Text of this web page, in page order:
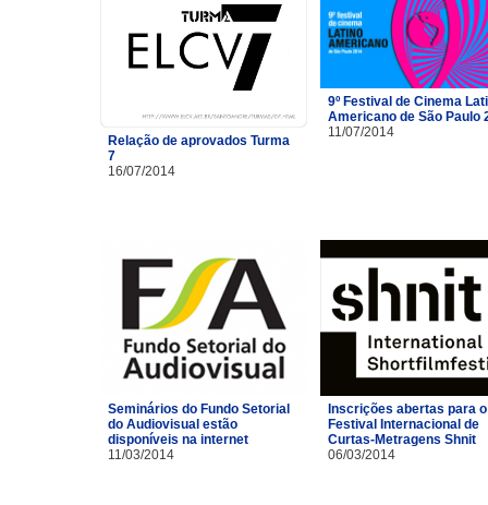
Relação de aprovados Turma
7
16/07/2014
9º Festival de Cinema
Americano de São Paulo
11/07/2014
Seminários do Fundo Setorial
do Audiovisual estão
disponíveis na internet
11/03/2014
Inscrições abertas para o
Festival Internacional de
Curtas-Metragens Shnit
06/03/2014